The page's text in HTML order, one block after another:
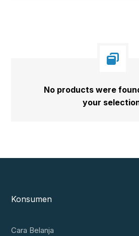
No products were
your
Konsumen
Cara Belanja